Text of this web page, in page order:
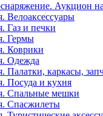
Аукцион
Велоаксессуары
Газ и печки
Гермы
Коврики
Одежда
Палатки, каркасы,
Посуда и кухня
Спальные мешки
Спасжилеты